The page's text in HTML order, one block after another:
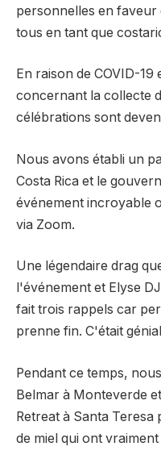
personnelles en
tous en tant que
En raison de COVID-
concernant la collecte
célébrations sont
Nous avons établi un
Costa Rica et le
événement incroyable
via Zoom.
Une légendaire drag
l'événement et Elyse
fait trois rappels car
prenne fin. C'était
Pendant ce temps,
Belmar à Monteverde
Retreat à Santa
de miel qui ont